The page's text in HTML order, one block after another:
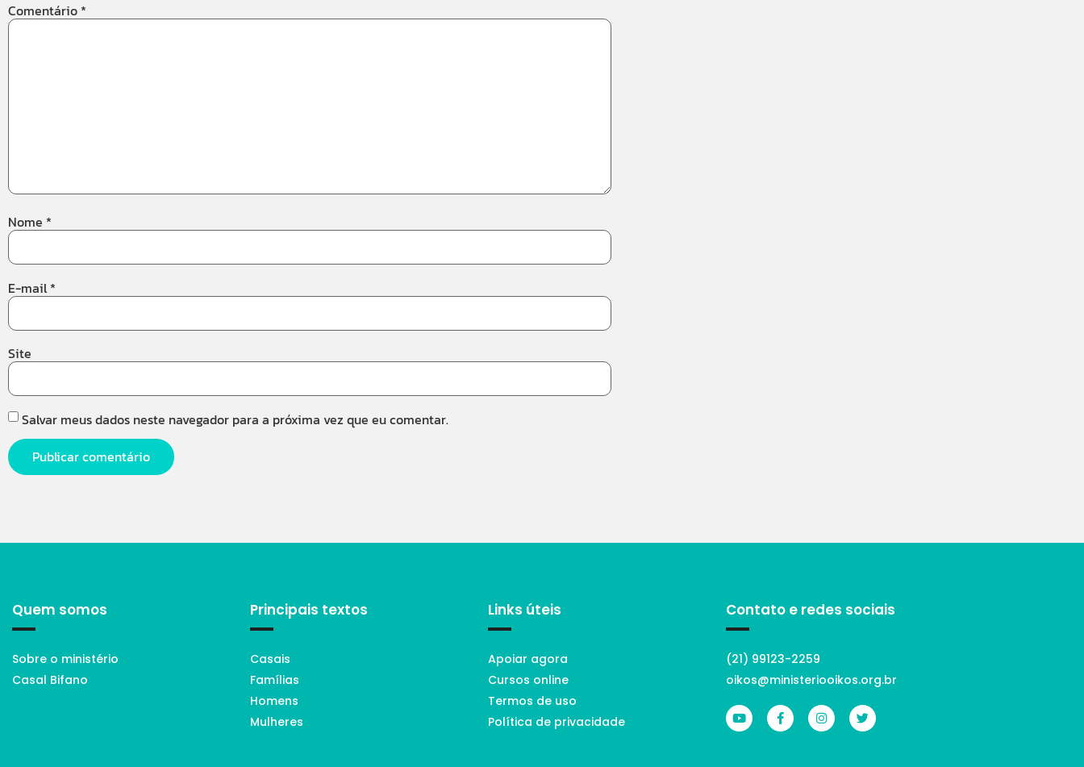
Comentário *
Nome *
E-mail *
Site
Salvar meus dados neste navegador para a próxima vez que eu comentar.
Quem somos
Sobre o ministério
Casal Bifano
Principais textos
Casais
Famílias
Homens
Mulheres
Links úteis
Apoiar agora
Cursos online
Termos de uso
Política de privacidade
Contato e redes sociais
(21) 99123-2259
oikos@ministeriooikos.org.br